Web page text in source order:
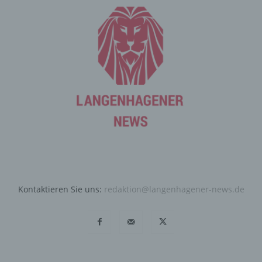
Kontaktieren Sie uns: redaktion@langenhagener-news.de
entsprechenden Einstellung des genutzten
Internetbrowsers verhindern und damit der Setzung von
Cookies dauerhaft widersprechen. Ferner können
bereits gesetzte Cookies jederzeit über einen
Internetbrowser oder andere Softwareprogramme
gelöscht werden. Dies ist in allen gängigen
Person die Setzung von Cookies in dem genutzten
Internetbrowser, sind unter Umständen nicht alle
Die Internetseite erfasst mit jedem Aufruf der
automatisiertes System eine Reihe von allgemeinen